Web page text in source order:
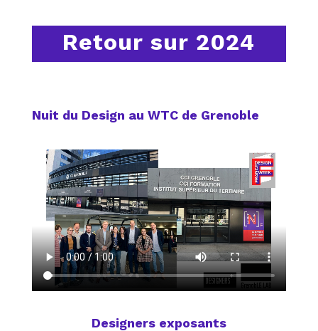
Retour sur 2024
Nuit du Design au WTC de Grenoble
Designers exposants